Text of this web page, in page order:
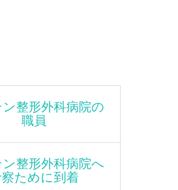
整形外科病院の
職員
整形外科病院へ
ために到着